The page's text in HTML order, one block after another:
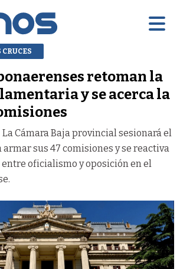
retoman la
y se acerca la
| La Cámara Baja provincial sesionará el
armar sus 47 comisiones y se reactiva
oficialismo y oposición en el